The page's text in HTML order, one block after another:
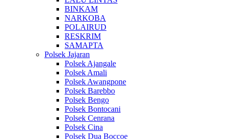
BINKAM
NARKOBA
POLAIRUD
RESKRIM
SAMAPTA
Polsek Jajaran
Polsek Ajangale
Polsek Amali
Polsek Awangpone
Polsek Barebbo
Polsek Bengo
Polsek Bontocani
Polsek Cenrana
Polsek Cina
Polsek Dua Boccoe